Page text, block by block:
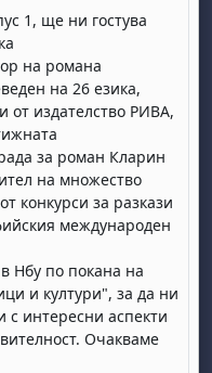
1, ще ни гостува
на романа
на 26 езика,
от издателство РИВА,
за роман Кларин
на множество
конкурси за разкази
международен
Нбу по покана на
и култури", за да ни
с интересни аспекти
Очакваме